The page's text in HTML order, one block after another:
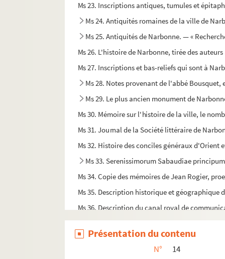
Ms 23. Inscriptions antiques, tumules et
Ms 24. Antiquités romaines de la ville de
Ms 25. Antiquités de Narbonne. — «
Ms 26. L'histoire de Narbonne, tirée des
Ms 27. Inscriptions et bas-reliefs qui sont à
Ms 28. Notes provenant de l'abbé
Ms 29. Le plus ancien monument de
Ms 30. Mémoire sur l'histoire de la ville, le
Ms 31. Journal de la Société littéraire de
Ms 32. Histoire des conciles généraux
Ms 33. Serenissimorum Sabaudiae
Ms 34. Copie des mémoires de Jean Rogier,
Ms 35. Description historique et géographique
Ms 36. Description du canal royal de
Ms 37. Projet du canal de Nantes à Brest.
Ms 38. Memoriale Justiniani codicis, medulla
Ms 39. Constitutiones juris canonici,
Présentation du contenu
N°
14